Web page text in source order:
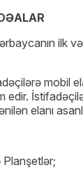
ilk
mobil
edir.
elanı